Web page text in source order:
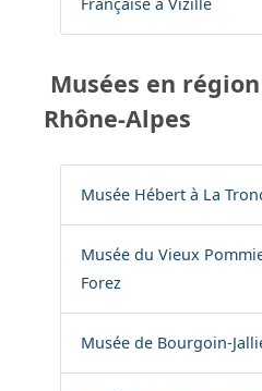
Musées en
Rhône-Alpes
Musée Hébert à La
Musée du Vieux
Forez
Musée de Bourgoin-